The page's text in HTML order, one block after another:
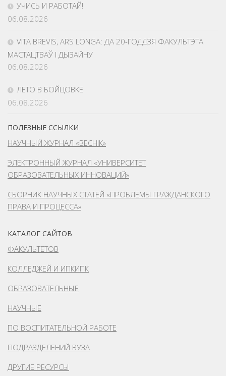
УЧИСЬ И РАБОТАЙ!
06.08.2026
VITA BREVIS, ARS LONGA: ДА 20-ГОДДЗЯ ФАКУЛЬТЭТА
МАСТАЦТВАЎ І ДЫЗАЙНУ
06.08.2026
ЛЕТО В БОЙЦОВКЕ
06.08.2026
ПОЛЕЗНЫЕ ССЫЛКИ
НАУЧНЫЙ ЖУРНАЛ «ВЕСНІК»
ЭЛЕКТРОННЫЙ ЖУРНАЛ «УНИВЕРСИТЕТ
ОБРАЗОВАТЕЛЬНЫХ ИННОВАЦИЙ»
СБОРНИК НАУЧНЫХ СТАТЕЙ «ПРОБЛЕМЫ ГРАЖДАНСКОГО
ПРАВА И ПРОЦЕССА»
КАТАЛОГ САЙТОВ
ФАКУЛЬТЕТОВ
КОЛЛЕДЖЕЙ И ИПКИПК
ОБРАЗОВАТЕЛЬНЫЕ
НАУЧНЫЕ
ПО ВОСПИТАТЕЛЬНОЙ РАБОТЕ
ПОДРАЗДЕЛЕНИЙ ВУЗА
ДРУГИЕ РЕСУРСЫ